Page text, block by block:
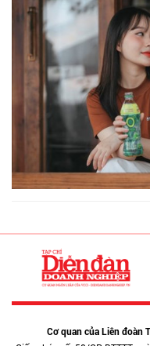
Cơ quan của Liên đoàn